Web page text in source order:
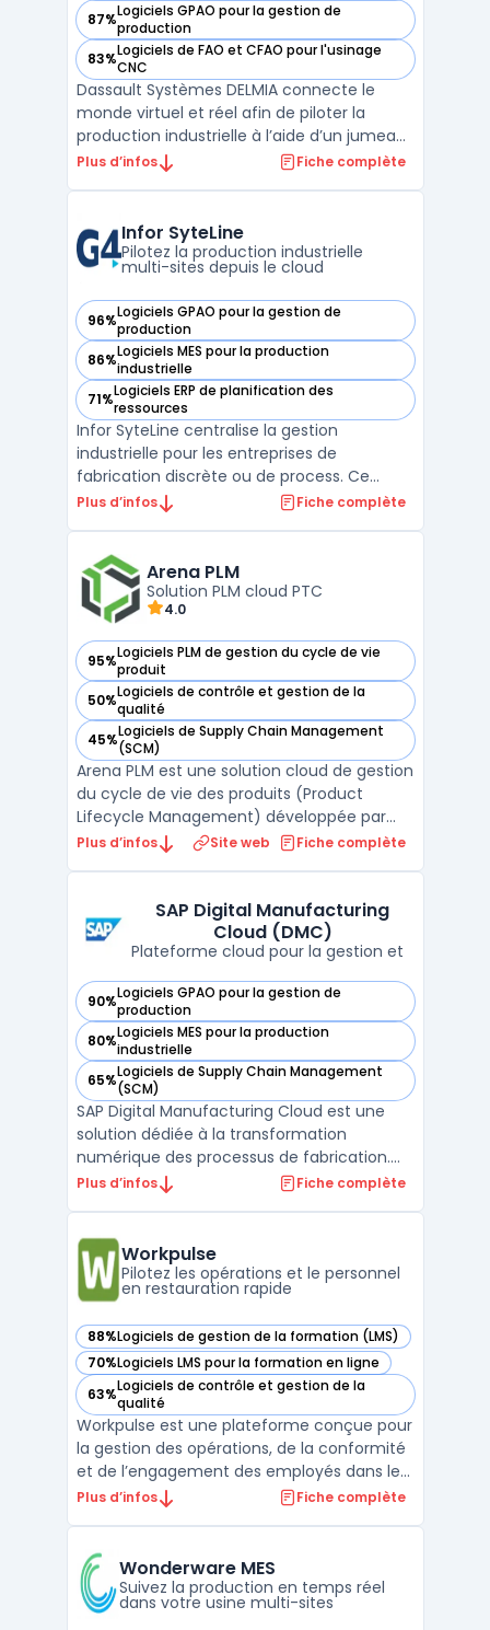
87%Logiciels GPAO pour la gestion de
production
— voir Dassault Systèmes DELMIA dans cette catégorie
83%Logiciels de FAO et CFAO pour l'usinage
CNC
— voir Dassault Systèmes DELMIA dans cette catégorie
Dassault Systèmes DELMIA connecte le
monde virtuel et réel afin de piloter la
production industrielle à l’aide d’un jumeau
numérique. Le logiciel est conçu pour
simulation et l’exécution sont au cœur de
la gestion de ...
Plus d’infos Fiche complète
Infor SyteLine
Pilotez la production industrielle
multi-sites depuis le cloud
96%Logiciels GPAO pour la gestion de
production
— voir Infor SyteLine dans cette catégorie
86%Logiciels MES pour la production
industrielle
— voir Infor SyteLine dans cette catégorie
71%Logiciels ERP de planification des
ressources
— voir Infor SyteLine dans cette catégorie
Infor SyteLine centralise la gestion
industrielle pour les entreprises de
fabrication discrète ou de process. Ce
logiciel permet de planifier, suivre et piloter
divers qui exigent la prise en charge de l’ERP
industri ...
Plus d’infos Fiche complète
Arena PLM
Solution PLM cloud PTC
4.0
95%Logiciels PLM de gestion du cycle de vie
produit
— voir Arena PLM dans cette catégorie
50%Logiciels de contrôle et gestion de la
qualité
— voir Arena PLM dans cette catégorie
45%Logiciels de Supply Chain Management
(SCM)
— voir Arena PLM dans cette catégorie
Arena PLM est une solution cloud de gestion
du cycle de vie des produits (Product
Lifecycle Management) développée par
PTC. Cette plateforme PLM permet de
processus de développement et assurer la
traçabilité complète des ...
Plus d’infos Site web Fiche complète
SAP Digital Manufacturing
Cloud (DMC)
Plateforme cloud pour la gestion et
90%Logiciels GPAO pour la gestion de
production
— voir SAP Digital Manufacturing Cloud (DMC) dans cette
80%Logiciels MES pour la production
industrielle
— voir SAP Digital Manufacturing Cloud (DMC) dans cette
65%Logiciels de Supply Chain Management
(SCM)
— voir SAP Digital Manufacturing Cloud (DMC) dans cette
SAP Digital Manufacturing Cloud est une
solution dédiée à la transformation
numérique des processus de fabrication.
Ce logiciel s’intègre dans un écosystème
souhaitant optimiser leurs opérations. Avec
son focus sur l’au ...
Plus d’infos Fiche complète
Workpulse
Pilotez les opérations et le personnel
en restauration rapide
88%Logiciels de gestion de la formation (LMS)
— voir Workpulse dans cette catégorie
70%Logiciels LMS pour la formation en ligne
— voir Workpulse dans cette catégorie
63%Logiciels de contrôle et gestion de la
qualité
— voir Workpulse dans cette catégorie
Workpulse est une plateforme conçue pour
la gestion des opérations, de la conformité
et de l’engagement des employés dans les
environnements de travail à flux tendu,
exigences de contrôle des processus, y
compris la conformité al ...
Plus d’infos Fiche complète
Wonderware MES
Suivez la production en temps réel
dans votre usine multi-sites